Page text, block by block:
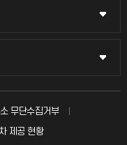
무단수집거부
제공 현황